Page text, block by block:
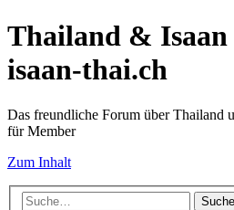
Thailand &
isaan-thai.ch
Das freundliche Forum über Thailand
für Member
Zum Inhalt
Suche